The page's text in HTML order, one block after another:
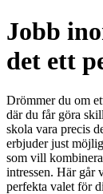
Jobb
det ett
Drömmer du om
där du får göra
skola vara precis
erbjuder just
som vill
intressen. Här går
perfekta valet för